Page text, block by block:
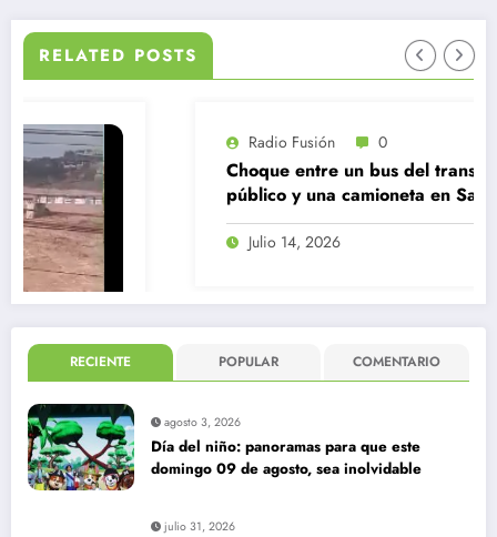
RELATED POSTS
Radio Fusión 0
Choque entre un bus del transporte
público y una camioneta en Santiago
Centro
RECIENTE POPULAR COMENTARIO
agosto 3, 2026
Día del niño: panoramas para que este
domingo 09 de agosto, sea inolvidable
julio 31, 2026